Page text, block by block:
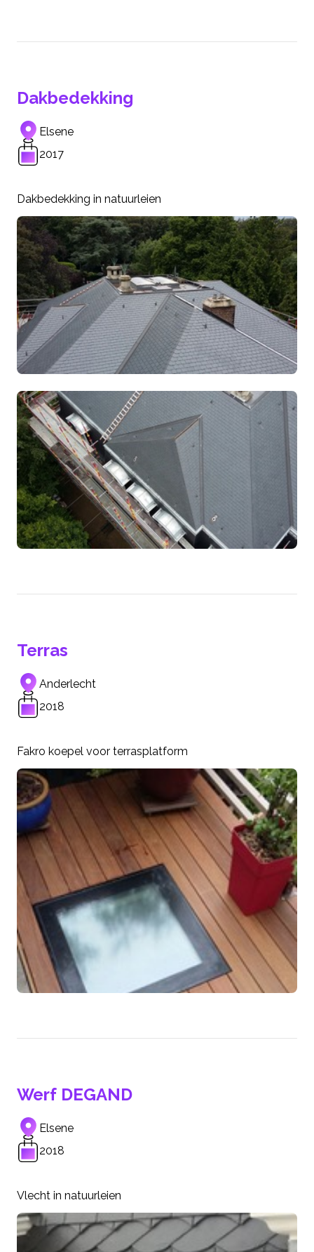
Dakbedekking
Elsene
2017
Dakbedekking in natuurleien
Terras
Anderlecht
2018
Fakro koepel voor terrasplatform
Werf DEGAND
Elsene
2018
Vlecht in natuurleien